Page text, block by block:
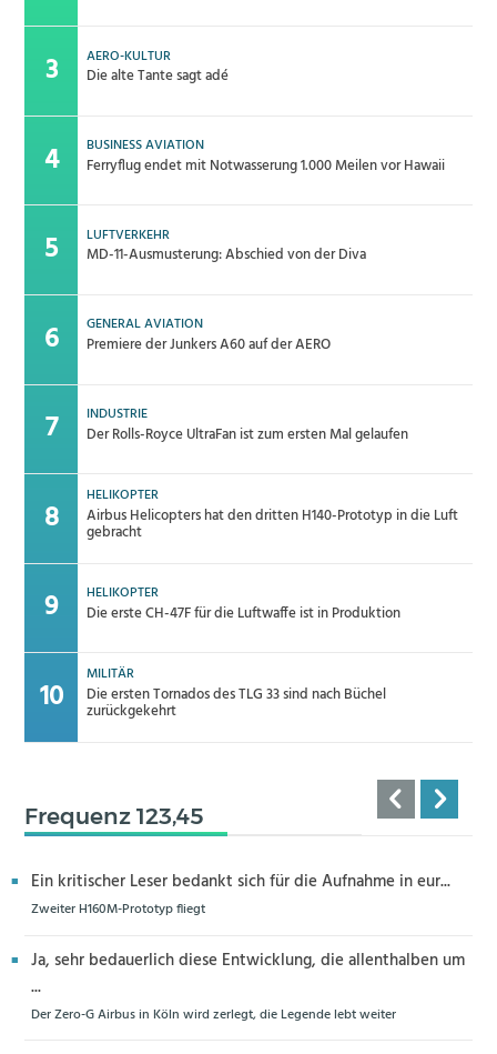
AERO-KULTUR
Die alte Tante sagt adé
BUSINESS AVIATION
Ferryflug endet mit Notwasserung 1.000 Meilen vor Hawaii
LUFTVERKEHR
MD-11-Ausmusterung: Abschied von der Diva
GENERAL AVIATION
Premiere der Junkers A60 auf der AERO
INDUSTRIE
Der Rolls-Royce UltraFan ist zum ersten Mal gelaufen
HELIKOPTER
Airbus Helicopters hat den dritten H140-Prototyp in die Luft
gebracht
HELIKOPTER
Die erste CH-47F für die Luftwaffe ist in Produktion
MILITÄR
Die ersten Tornados des TLG 33 sind nach Büchel
zurückgekehrt
Frequenz 123,45
Ein kritischer Leser bedankt sich für die Aufnahme in eur...
Zweiter H160M-Prototyp fliegt
Ja, sehr bedauerlich diese Entwicklung, die allenthalben um
...
Der Zero-G Airbus in Köln wird zerlegt, die Legende lebt weiter